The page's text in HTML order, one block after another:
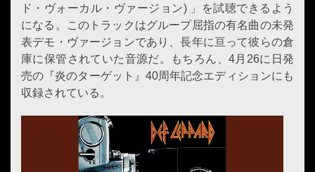
ド・ヴォーカル・ヴァージョン) 」を試聴できるよう
になる。このトラックはグループ屈指の有名曲の未発
表デモ・ヴァージョンであり、長年に亘って彼らの倉
庫に保管されていた音源だ。もちろん、4月26に日発
売の『炎のターゲット』40周年記念エディションにも
収録されている。